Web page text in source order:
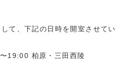
て、下記の日時を開室させてい
19:00 柏原・三田西陵